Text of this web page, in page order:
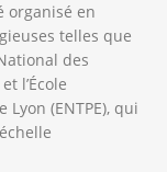
organisé en
telles que
des
l’École
(ENTPE), qui